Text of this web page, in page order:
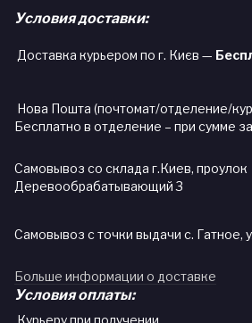
Условия доставки:
Доставка курьером по г. Києв —
Нова Пошта (почтомат/отделение/
Бесплатно в отделение – при сумме
Самовывоз со склада г.Киев, проулок
Деревообрабатывающий 3
Самовывоз с точки выдачи с. Гатное,
Больше информации о доставке
Условия оплаты:
Курьеру при получении